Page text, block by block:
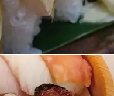
ーン2階・京都劇場とな
901 京都駅ビル
分！